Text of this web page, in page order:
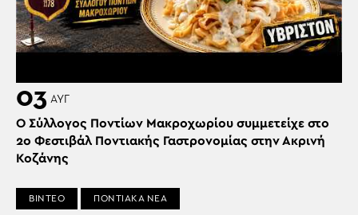
03 ΑΥΓ
Ο Σύλλογος Ποντίων Μακροχωρίου συμμετείχε στο
2ο Φεστιβάλ Ποντιακής Γαστρονομίας στην Ακρινή
Κοζάνης
ΒΙΝΤΕΟ ΠΟΝΤΙΑΚΑ ΝΕΑ